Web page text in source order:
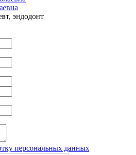
эндодонт
персональных данных